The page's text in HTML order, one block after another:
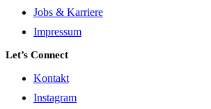
Jobs & Karriere
Impressum
Let’s Connect
Kontakt
Instagram